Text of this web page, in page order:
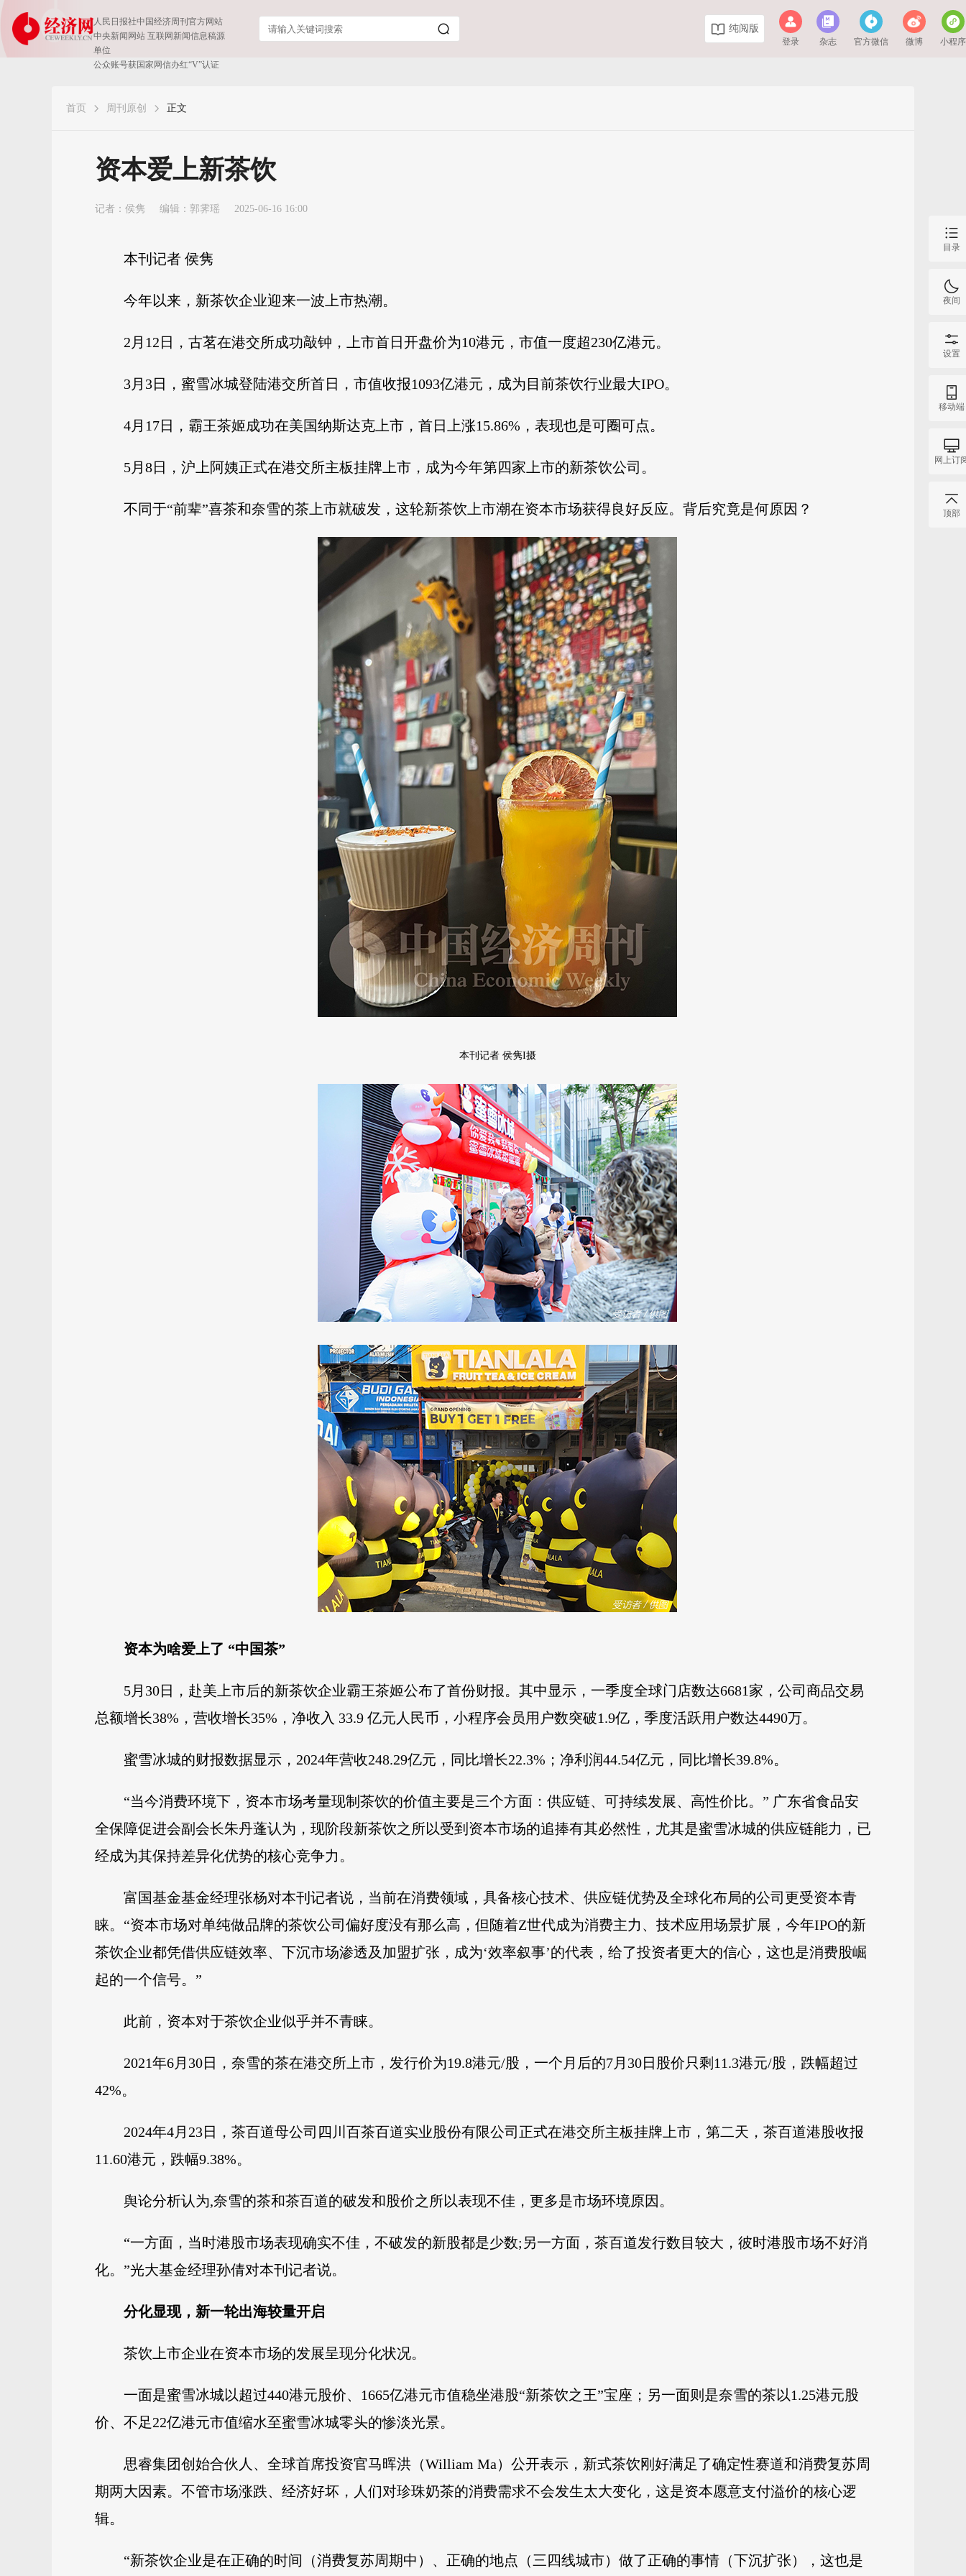
人民日报社中国经济周刊官方网站
中央新闻网站 互联网新闻信息稿源
单位
公众账号获国家网信办红“V”认证
纯阅版
登录 杂志 官方微信 微博 小程序
首页 周刊原创 正文
​资本爱上新茶饮
记者： 侯隽 编辑：郭霁瑶 2025-06-16 16:00
本刊记者 侯隽
今年以来，新茶饮企业迎来一波上市热潮。
2月12日，古茗在港交所成功敲钟，上市首日开盘价为10港元，市值一度超230亿港元。
3月3日，蜜雪冰城登陆港交所首日，市值收报1093亿港元，成为目前茶饮行业最大IPO。
4月17日，霸王茶姬成功在美国纳斯达克上市，首日上涨15.86%，表现也是可圈可点。
5月8日，沪上阿姨正式在港交所主板挂牌上市，成为今年第四家上市的新茶饮公司。
不同于“前辈”喜茶和奈雪的茶上市就破发，这轮新茶饮上市潮在资本市场获得良好反应。背后究竟是何原因？
本刊记者 侯隽I摄
资本为啥爱上了 “中国茶”
5月30日，赴美上市后的新茶饮企业霸王茶姬公布了首份财报。其中显示，一季度全球门店数达6681家，公司商品交易
总额增长38%，营收增长35%，净收入 33.9 亿元人民币，小程序会员用户数突破1.9亿，季度活跃用户数达4490万。
蜜雪冰城的财报数据显示，2024年营收248.29亿元，同比增长22.3%；净利润44.54亿元，同比增长39.8%。
“当今消费环境下，资本市场考量现制茶饮的价值主要是三个方面：供应链、可持续发展、高性价比。” 广东省食品安
全保障促进会副会长朱丹蓬认为，现阶段新茶饮之所以受到资本市场的追捧有其必然性，尤其是蜜雪冰城的供应链能力，已
经成为其保持差异化优势的核心竞争力。
富国基金基金经理张杨对本刊记者说，当前在消费领域，具备核心技术、供应链优势及全球化布局的公司更受资本青
睐。“资本市场对单纯做品牌的茶饮公司偏好度没有那么高，但随着Z世代成为消费主力、技术应用场景扩展，今年IPO的新
茶饮企业都凭借供应链效率、下沉市场渗透及加盟扩张，成为‘效率叙事’的代表，给了投资者更大的信心，这也是消费股崛
起的一个信号。”
此前，资本对于茶饮企业似乎并不青睐。
2021年6月30日，奈雪的茶在港交所上市，发行价为19.8港元/股，一个月后的7月30日股价只剩11.3港元/股，跌幅超过
42%。
2024年4月23日，茶百道母公司四川百茶百道实业股份有限公司正式在港交所主板挂牌上市，第二天，茶百道港股收报
11.60港元，跌幅9.38%。
舆论分析认为,奈雪的茶和茶百道的破发和股价之所以表现不佳，更多是市场环境原因。
“一方面，当时港股市场表现确实不佳，不破发的新股都是少数;另一方面，茶百道发行数目较大，彼时港股市场不好消
化。”光大基金经理孙倩对本刊记者说。
分化显现，新一轮出海较量开启
茶饮上市企业在资本市场的发展呈现分化状况。
一面是蜜雪冰城以超过440港元股价、1665亿港元市值稳坐港股“新茶饮之王”宝座；另一面则是奈雪的茶以1.25港元股
价、不足22亿港元市值缩水至蜜雪冰城零头的惨淡光景。
思睿集团创始合伙人、全球首席投资官马晖洪（William Ma）公开表示，新式茶饮刚好满足了确定性赛道和消费复苏周
期两大因素。不管市场涨跌、经济好坏，人们对珍珠奶茶的消费需求不会发生太大变化，这是资本愿意支付溢价的核心逻
辑。
“新茶饮企业是在正确的时间（消费复苏周期中）、正确的地点（三四线城市）做了正确的事情（下沉扩张），这也是
目录
夜间
设置
移动端
网上订
顶部